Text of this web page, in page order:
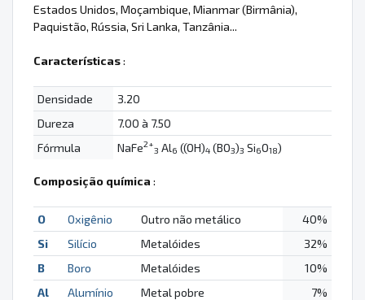
Estados Unidos, Moçambique, Mianmar (Birmânia),
Paquistão, Rússia, Sri Lanka, Tanzânia...
Características:
Densidade
3.20
Dureza
7.00 à 7.50
Fórmula
NaFe2+
3 Al6 ((OH)4 (BO3)3 Si6O18)
Composição química :
O Oxigênio Outro não metálico
40%
Si
Silício Metalóides
32%
B
Boro Metalóides
10%
Al
Alumínio Metal pobre
7%